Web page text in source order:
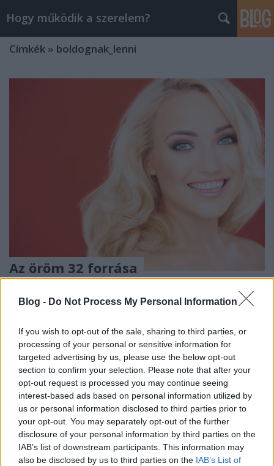
Blog - Do Not Process My Personal Information
If you wish to opt-out of the sale, sharing to third parties, or
processing of your personal or sensitive information for
targeted advertising by us, please use the below opt-out
section to confirm your selection. Please note that after your
opt-out request is processed you may continue seeing
interest-based ads based on personal information utilized by
us or personal information disclosed to third parties prior to
your opt-out. You may separately opt-out of the further
disclosure of your personal information by third parties on the
IAB’s list of downstream participants. This information may
also be disclosed by us to third parties on the IAB’s List of
Hogy működik a szerelem?
Címkék » boldognak_lenni
Az öröm 32 forrása
boldoggá? Vajon egy kellemes, kiadós vadászat vagy
egy pazar focimeccs a tévében ott lenne a listádon az
első 15-ben? Meg fogsz lepődni: a legtöbb nőknek
bizony ott van, és csak utána jönnek a gyerekek és a
háziállatok. A listát hátulról…
Miért nem valósulnak meg az
álmaink?
Csilla Csipszer•2023. április 20.